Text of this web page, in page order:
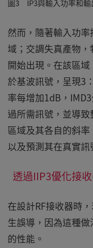
圖3 IP3與輸入功率和輸
然而，隨著輸入功
域；交調失真產物
開始出現。在該區
於基波訊號，呈現3
率每增加1dB，
過所需訊號，並導
區域及其各自的斜
以及預測其在真實
透過IIP3優化接
在設計RF接收器時
生誤導，因為這種
的性能。